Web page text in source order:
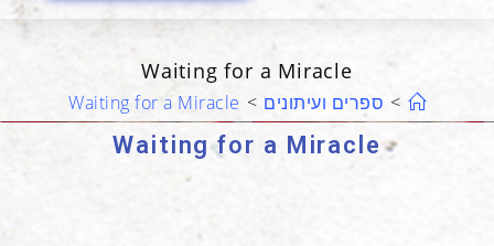
Waiting for a Miracle
> ספרים ועיתונים >
Waiting for a Miracle
Waiting for a Miracle